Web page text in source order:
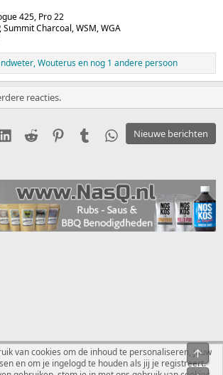
425, Pro 22
Summit Charcoal, WSM, WGA
,Wouterusen nog 1 andere persoon
reacties.
Nieuwe berichten
LinkedIn
Reddit PinterestTumblrWhatsApp
en regels Privacybeleid Help R
van cookies om de inhoud te personaliseren, jouw
en om je ingelogd te houden als jij je registreert.